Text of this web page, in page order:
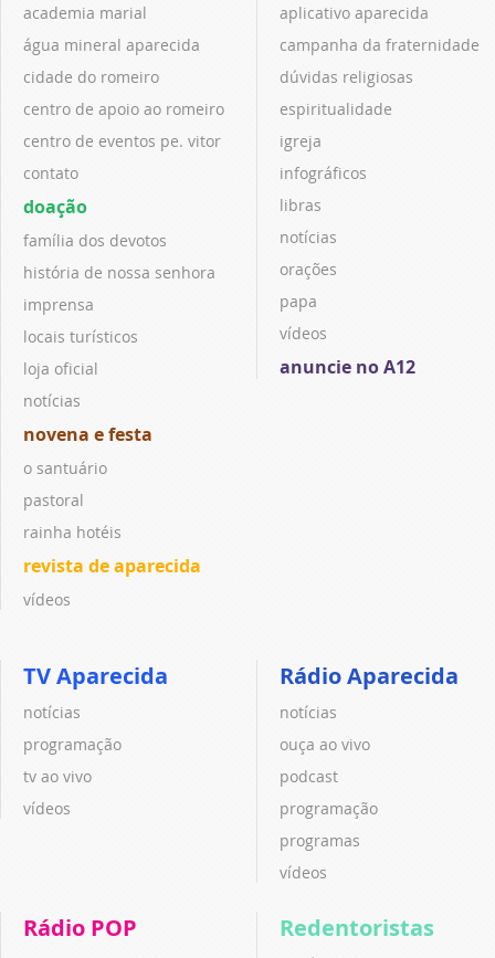
academia marial
água mineral aparecida
cidade do romeiro
centro de apoio ao romeiro
centro de eventos pe. vitor
contato
doação
família dos devotos
história de nossa senhora
imprensa
locais turísticos
loja oficial
notícias
novena e festa
o santuário
pastoral
rainha hotéis
revista de aparecida
vídeos
aplicativo aparecida
campanha da fraternidade
dúvidas religiosas
espiritualidade
igreja
infográficos
libras
notícias
orações
papa
vídeos
anuncie no A12
TV Aparecida
notícias
programação
tv ao vivo
vídeos
Rádio Aparecida
notícias
ouça ao vivo
podcast
programação
programas
vídeos
Rádio POP Redentoristas